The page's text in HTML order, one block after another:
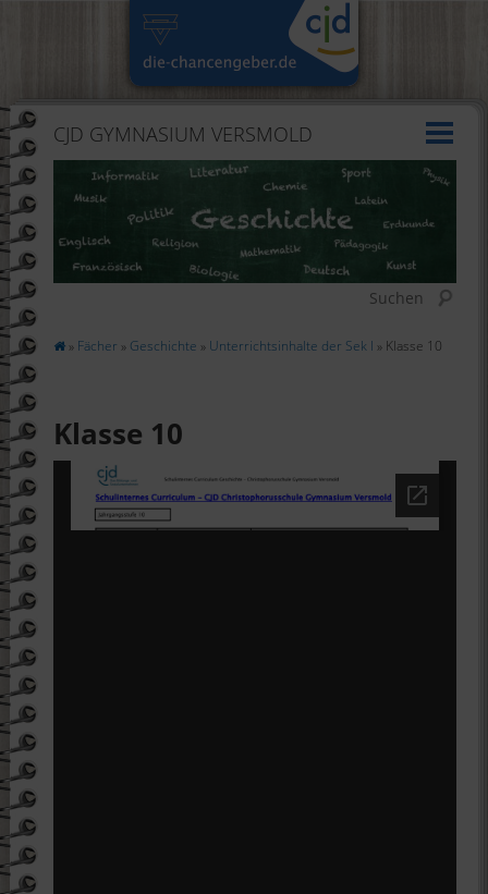
CJD GYMNASIUM VERSMOLD
» Fächer » Geschichte » Unterrichtsinhalte der Sek I » Klasse 10
Klasse 10